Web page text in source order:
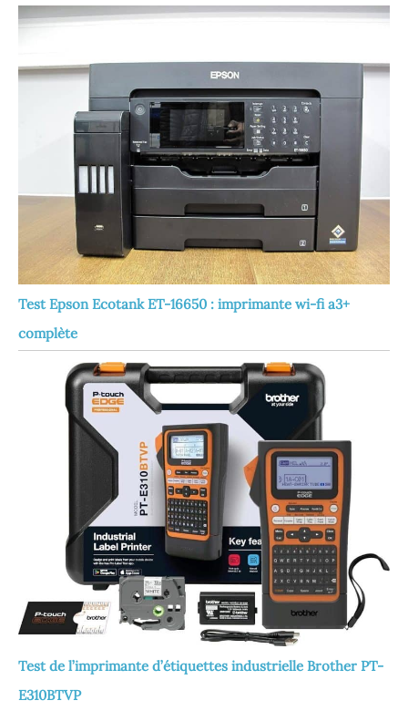
Test Epson Ecotank ET-16650 : imprimante wi-fi a3+
complète
Test de l’imprimante d’étiquettes industrielle Brother PT-
E310BTVP